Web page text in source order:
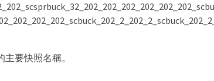
要快照名稱。